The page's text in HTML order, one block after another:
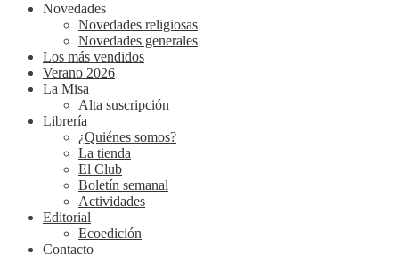
Novedades
Novedades religiosas
Novedades generales
Los más vendidos
Verano 2026
La Misa
Alta suscripción
Librería
¿Quiénes somos?
La tienda
El Club
Boletín semanal
Actividades
Editorial
Ecoedición
Contacto